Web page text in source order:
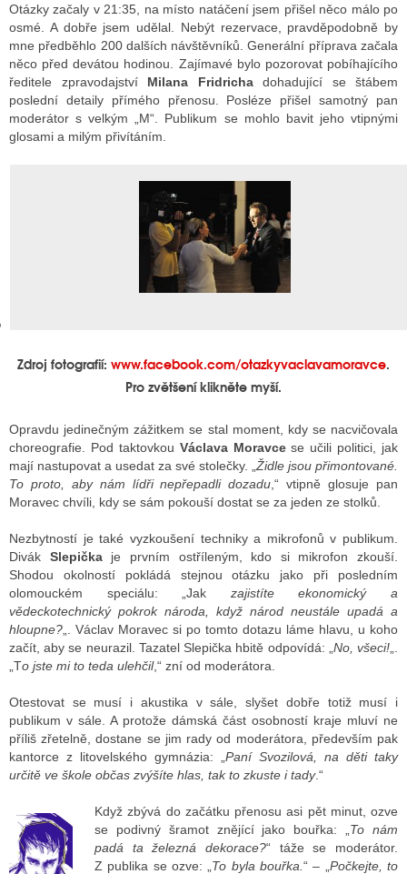
STÁT BLOGEREM
Otázky začaly v 21:35, na místo natáčení jsem přišel něco málo po
osmé. A dobře jsem udělal. Nebýt rezervace, pravděpodobně by
mne předběhlo 200 dalších návštěvníků. Generální příprava začala
něco před devátou hodinou. Zajímavé bylo pozorovat pobíhajícího
ředitele zpravodajství Milana Fridrichadohadující se štábem
poslední detaily přímého přenosu. Posléze přišel samotný pan
moderátor s velkým „M“. Publikum se mohlo bavit jeho vtipnými
glosami a milým přivítáním.
Zdroj fotografií: www.facebook.com/otazkyvaclavamoravce.
Pro zvětšení klikněte myší.
Opravdu jedinečným zážitkem se stal moment, kdy se nacvičovala
choreografie. Pod taktovkou Václava Moravcese učili politici, jak
mají nastupovat a usedat za své stolečky. „ Židle jsou přimontované.
To proto, aby nám lídři nepřepadli dozadu ,“ vtipně glosuje pan
Moravec chvíli, kdy se sám pokouší dostat se za jeden ze stolků.
Nezbytností je také vyzkoušení techniky a mikrofonů v publikum.
Divák Slepičkaje prvním ostříleným, kdo si mikrofon zkouší.
Shodou okolností pokládá stejnou otázku jako při posledním
olomouckém speciálu: „Jak zajistíte ekonomický a
vědeckotechnický pokrok národa, když národ neustále upadá a
hloupne? „. Václav Moravec si po tomto dotazu láme hlavu, u koho
začít, aby se neurazil. Tazatel Slepička hbitě odpovídá: „ No, všeci!
„To jste mi to teda ulehčil,“ zní od moderátora.
Otestovat se musí i akustika v sále, slyšet dobře totiž musí i
publikum v sále. A protože dámská část osobností kraje mluví ne
příliš zřetelně, dostane se jim rady od moderátora, především pak
kantorce z litovelského gymnázia: „ Paní Svozilová, na děti taky
určitě ve škole občas zvýšíte hlas, tak to zkuste i tady.“
Když zbývá do začátku přenosu asi pět minut, ozve
se podivný šramot znějící jako bouřka: „ To nám
padá ta železná dekorace?“ táže se moderátor.
Z publika se ozve: „ To byla bouřka.“ – „ Počkejte, to